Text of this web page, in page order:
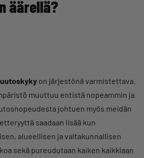
äärellä?
on järjestönä varmistettava.
muuttuu entistä nopeammin ja
johtuen myös meidän
saadaan lisää kun
alueellisen ja valtakunnallisen
sekä pureudutaan kaiken kaikkiaan